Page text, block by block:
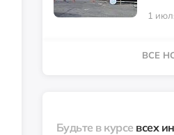
1
ВСЕ
Будьте в курсе всех